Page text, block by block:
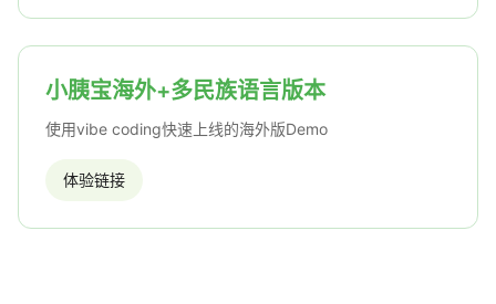
小胰宝海外+多民族语言版本
使用vibe coding快速上线的海外版Demo
体验链接